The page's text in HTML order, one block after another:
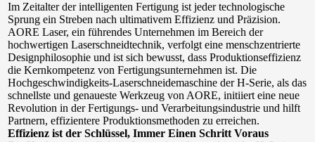
Im Zeitalter der intelligenten Fertigung ist jeder technologische
Sprung ein Streben nach ultimativem Effizienz und Präzision.
AORE Laser, ein führendes Unternehmen im Bereich der
hochwertigen Laserschneidtechnik, verfolgt eine menschzentrierte
Designphilosophie und ist sich bewusst, dass Produktionseffizienz
die Kernkompetenz von Fertigungsunternehmen ist. Die
Hochgeschwindigkeits-Laserschneidemaschine der H-Serie, als das
schnellste und genaueste Werkzeug von AORE, initiiert eine neue
Revolution in der Fertigungs- und Verarbeitungsindustrie und hilft
Partnern, effizientere Produktionsmethoden zu erreichen.
Effizienz ist der Schlüssel, Immer Einen Schritt Voraus